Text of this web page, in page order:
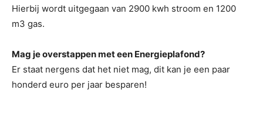
Hierbij wordt uitgegaan van 2900 kwh stroom en 1200
m3 gas.
Mag je overstappen met een Energieplafond?
Er staat nergens dat het niet mag, dit kan je een paar
honderd euro per jaar besparen!